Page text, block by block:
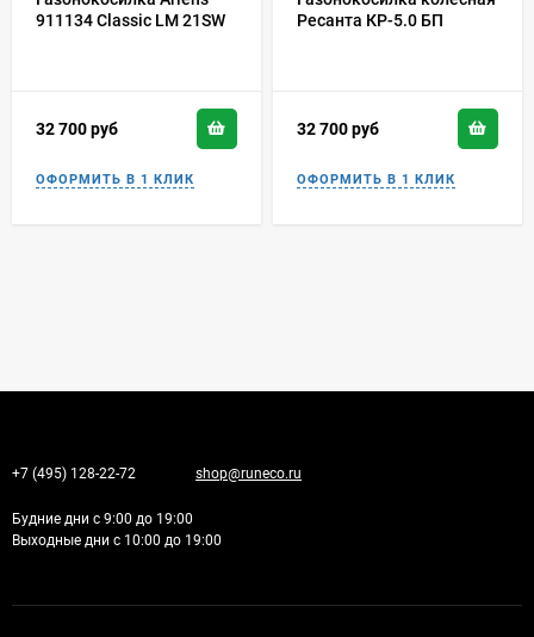
911134 Classic LM 21SW
32 700руб
Ресанта КР-5.0 БП
32 700руб
+7 (495) 128-22-72 shop@runeco.ru
Будние дни с 9:00 до 19:00
Выходные дни с 10:00 до 19:00